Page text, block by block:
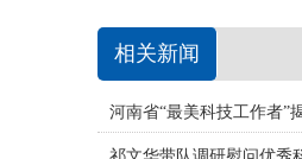
相关新闻
河南省“最美科技工作者”